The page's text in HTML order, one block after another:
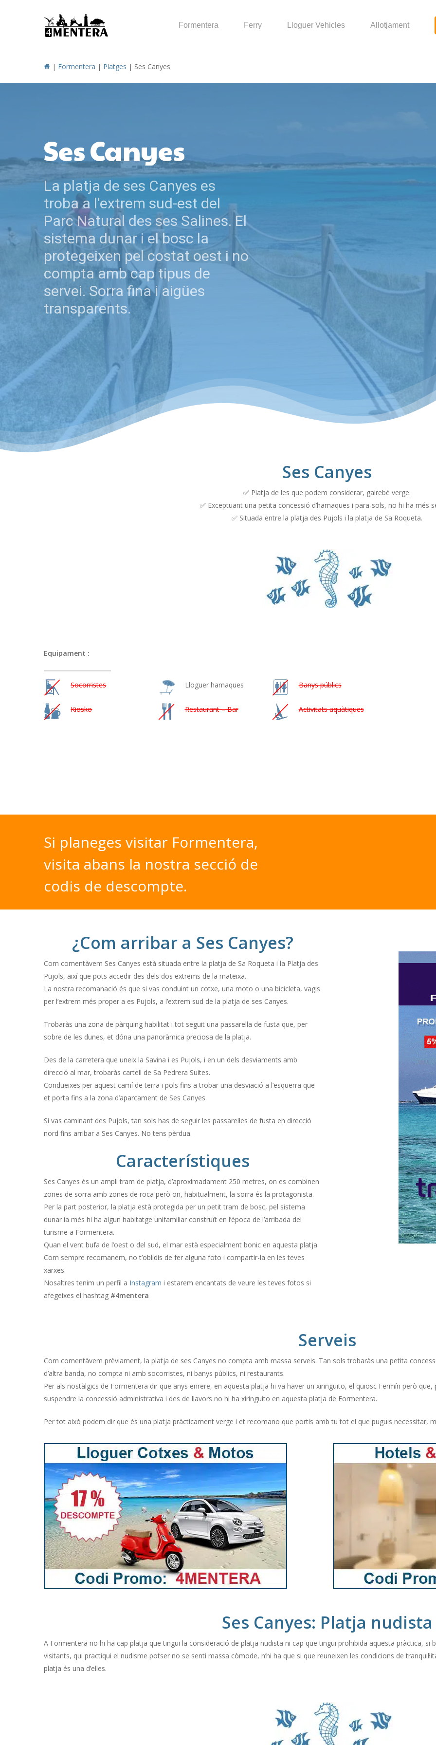
Formentera Ferry Lloguer Vehicles Allotjament
| Formentera | Platges | Ses Canyes
Ses Canyes
La platja de ses Canyes es
troba a l'extrem sud-est del
Parc Natural des ses Salines. El
sistema dunar i el bosc la
protegeixen pel costat oest i no
compta amb cap tipus de
servei. Sorra fina i aigües
transparents.
Ses Canyes
✅ Platja de les que podem considerar, gairebé verge.
✅ Exceptuant una petita concessió d’hamaques i para-sols, no hi ha més
✅ Situada entre la platja des Pujols i la platja de Sa Roqueta.
Equipament :
Socorristes
Kiosko
Lloguer hamaques
Restaurant – Bar
Banys públics
Activitats aquàtiques
Si planeges visitar Formentera,
visita abans la nostra secció de
codis de descompte.
¿Com arribar a Ses Canyes?
Com comentàvem Ses Canyes està situada entre la platja de Sa Roqueta i la Platja des
Pujols, així que pots accedir des dels dos extrems de la mateixa.
La nostra recomanació és que si vas conduint un cotxe, una moto o una bicicleta, vagis
per l’extrem més proper a es Pujols, a l’extrem sud de la platja de ses Canyes.
Trobaràs una zona de pàrquing habilitat i tot seguit una passarel·la de fusta que, per
sobre de les dunes, et dóna una panoràmica preciosa de la platja.
Des de la carretera que uneix la Savina i es Pujols, i en un dels desviaments amb
direcció al mar, trobaràs cartell de Sa Pedrera Suites.
Condueixes per aquest camí de terra i pols fins a trobar una desviació a l’esquerra que
et porta fins a la zona d’aparcament de Ses Canyes.
Si vas caminant des Pujols, tan sols has de seguir les passarel·les de fusta en direcció
nord fins arribar a Ses Canyes. No tens pèrdua.
Característiques
Ses Canyes és un ampli tram de platja, d’aproximadament 250 metres, on es combinen
zones de sorra amb zones de roca però on, habitualment, la sorra és la protagonista.
Per la part posterior, la platja està protegida per un petit tram de bosc, pel sistema
dunar ia més hi ha algun habitatge unifamiliar construït en l’època de l’arribada del
turisme a Formentera.
Quan el vent bufa de l’oest o del sud, el mar està especialment bonic en aquesta platja.
Com sempre recomanem, no t’oblidis de fer alguna foto i compartir-la en les teves
xarxes.
Nosaltres tenim un perfil a Instagram i estarem encantats de veure les teves fotos si
afegeixes el hashtag #4mentera
Serveis
Com comentàvem prèviament, la platja de ses Canyes no compta amb massa serveis. Tan sols trobaràs una petita
d’altra banda, no compta ni amb socorristes, ni banys públics, ni restaurants.
Per als nostàlgics de Formentera dir que anys enrere, en aquesta platja hi va haver un xiringuito, el quiosc Fermín però
suspendre la concessió administrativa i des de llavors no hi ha xiringuito en aquesta platja de Formentera.
Per tot això podem dir que és una platja pràcticament verge i et recomano que portis amb tu tot el que puguis necessitar,
Ses Canyes: Platja nudista
A Formentera no hi ha cap platja que tingui la consideració de platja nudista ni cap que tingui prohibida aquesta pràctica, si
visitants, qui practiqui el nudisme potser no se senti massa còmode, n’hi ha que si que reuneixen les condicions de
platja és una d’elles.